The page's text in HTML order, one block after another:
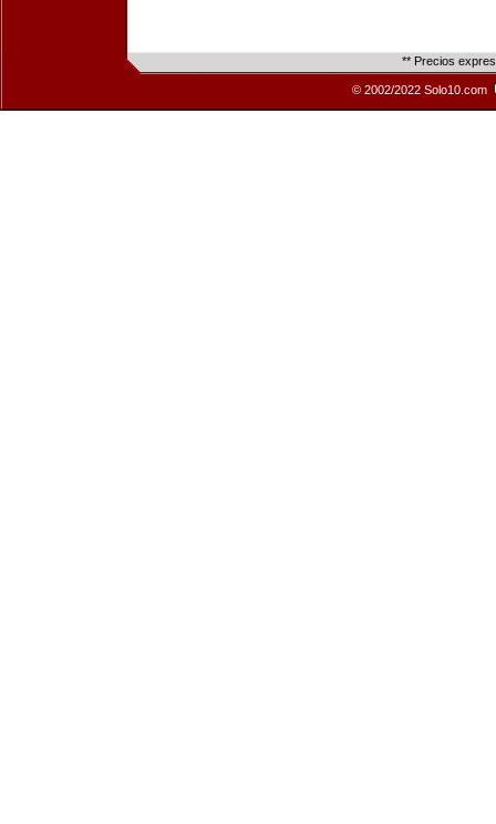
** Precios
© 2002/2022 Solo10.com